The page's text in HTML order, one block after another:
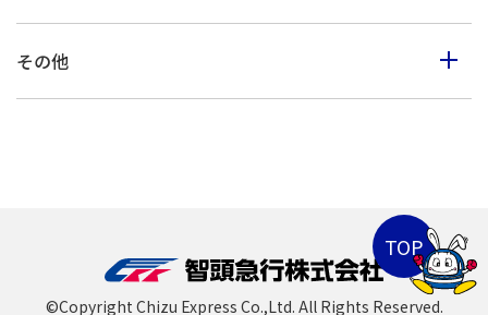
美作市
その他
©Copyright Chizu Express Co.,Ltd. All Rights Reserved.